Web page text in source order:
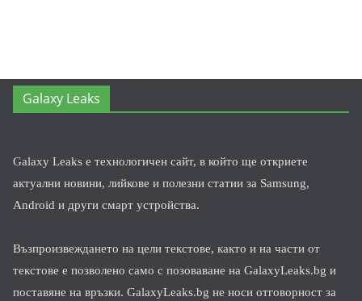
Galaxy Leaks
Galaxy Leaks е технологичен сайт, в който ще откриете
актуални новини, лийкове и полезни статии за Samsung,
Android и други смарт устройства.
Възпроизвеждането на цели текстове, както и на части от
текстове е позволено само с позоваване на GalaxyLeaks.bg и
поставяне на връзки. GalaxyLeaks.bg не носи отговорност за